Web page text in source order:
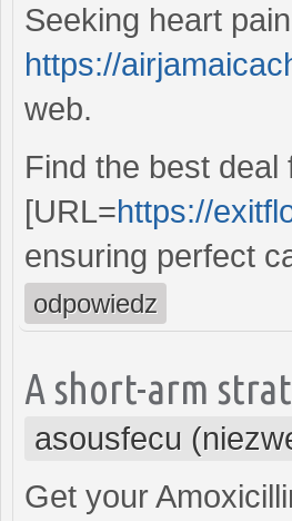
Seeking heart
https://
web.
Find the best
[URL=https://
ensuring perfect
odpowiedz
A short-arm
asousfecu
Get your